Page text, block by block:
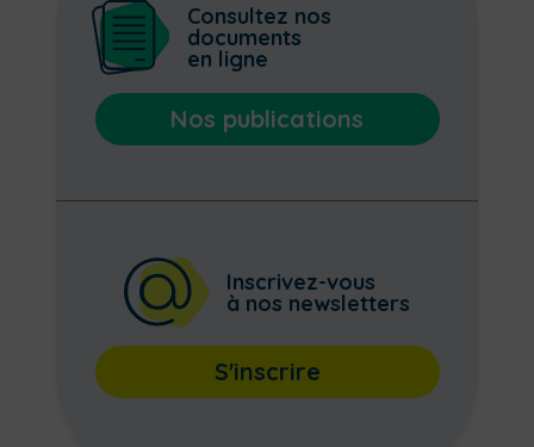
Consultez nos
documents
en ligne
Nos publications
Inscrivez-vous
à nos newsletters
S'inscrire